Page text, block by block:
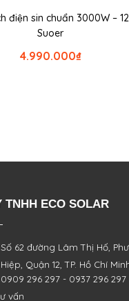
điện sin chuẩn 3000W –
Suoer
₫
4.990.000
TNHH ECO SOLAR
62 đường Lâm Thị Hố,
Quận 12, TP. Hồ Chí
296 297 - 0937 296 297
vấn